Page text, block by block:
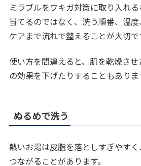
ミラブルをワキガ対策に取り入れ
当てるのではなく、洗う順番、温
ケアまで流れで整えることが大切で
使い方を間違えると、肌を乾燥さ
の効果を下げたりすることもありま
ぬるめで洗う
熱いお湯は皮脂を落としすぎやす
つながることがあります。